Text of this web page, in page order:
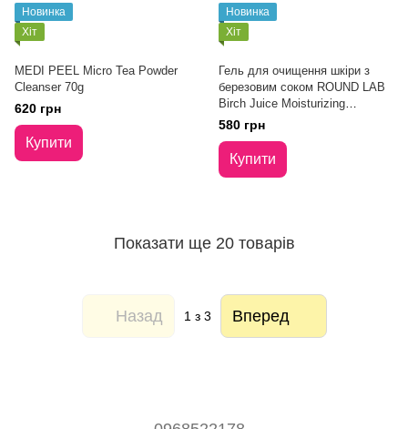
Новинка
Хіт
MEDI PEEL Micro Tea Powder
Cleanser 70g
620 грн
Купити
Новинка
Хіт
Гель для очищення шкіри з
березовим соком ROUND LAB
Birch Juice Moisturizing
Cleanser 150 ml
580 грн
Купити
Показати ще 20 товарів
Назад 1 з 3 Вперед